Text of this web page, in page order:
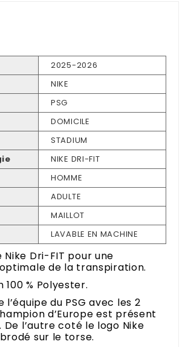
Nike Dri-FIT pour une
de la transpiration.
% Polyester.
l’équipe du PSG avec les 2
d’Europe est présent
De l’autre coté le logo Nike
sur le torse.
2025-2026
NIKE
PSG
DOMICILE
STADIUM
NIKE DRI-FIT
HOMME
ADULTE
MAILLOT
LAVABLE EN MACHINE